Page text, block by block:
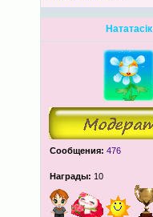
Нататасік
Сообщения: 476
Награды: 10